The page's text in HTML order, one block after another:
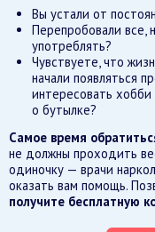
Вы устали от
Перепробовали все,
употреблять?
Чувствуете, что
начали появляться
интересовать хобби
о бутылке?
Самое время
не должны проходить
одиночку — врачи
оказать вам помощь.
получите бесплатную